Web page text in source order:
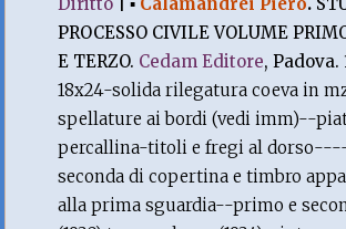
PROCESSO CIVILE VOLUME
E TERZO. Cedam Editore, Padova.
18x24-solida rilegatura coeva in
spellature ai bordi (vedi imm)--
percallina-titoli e fregi al
seconda di copertina e timbro
alla prima sguardia--primo e